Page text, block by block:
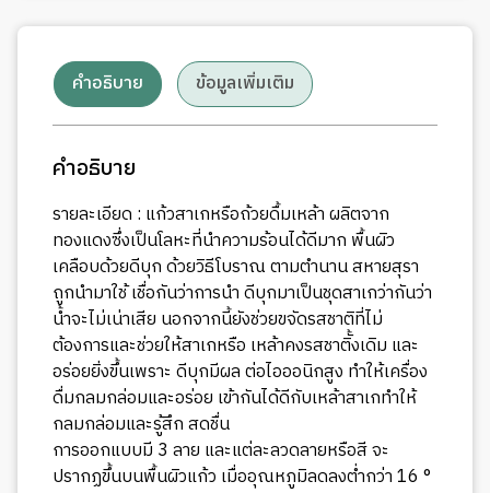
คำอธิบาย ข้อมูลเพิ่มเติม
คำอธิบาย
รายละเอียด : แก้วสาเกหรือถ้วยดื้มเหล้า ผลิตจาก
ทองแดงซึ่งเป็นโลหะที่นำความร้อนได้ดีมาก พื้นผิว
เคลือบด้วยดีบุก ด้วยวิธีโบราณ ตามตำนาน สหายสุรา
ถูกนำมาใช้ เชื่อกันว่าการนำ ดีบุกมาเป็นชุดสาเกว่ากันว่า
น้ำจะไม่เน่าเสีย นอกจากนี้ยังช่วยขจัดรสชาติที่ไม่
ต้องการและช่วยให้สาเกหรือ เหล้าคงรสชาติั้งเดิม และ
อร่อยยิ่งขึ้นเพราะ ดีบุกมีผล ต่อไอออนิกสูง ทำให้เครื่อง
ดื่มกลมกล่อมและอร่อย เข้ากันได้ดีกับเหล้าสาเกทำให้
กลมกล่อมและรู้สึก สดชื่น
การออกแบบมี 3 ลาย และแต่ละลวดลายหรือสี จะ
ปรากฏขึ้นบนพื้นผิวแก้ว เมื่ออุณหภูมิลดลงต่ำกว่า 16 °